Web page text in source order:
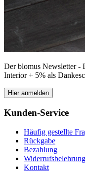
Der blomus Newsletter -
Interior + 5% als
Hier anmelden
Kunden-Service
Häufig gestellte
Rückgabe
Bezahlung
Widerrufsbelehrung
Kontakt